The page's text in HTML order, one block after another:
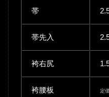
帯
帯先入
袴右尻
袴腰板 定